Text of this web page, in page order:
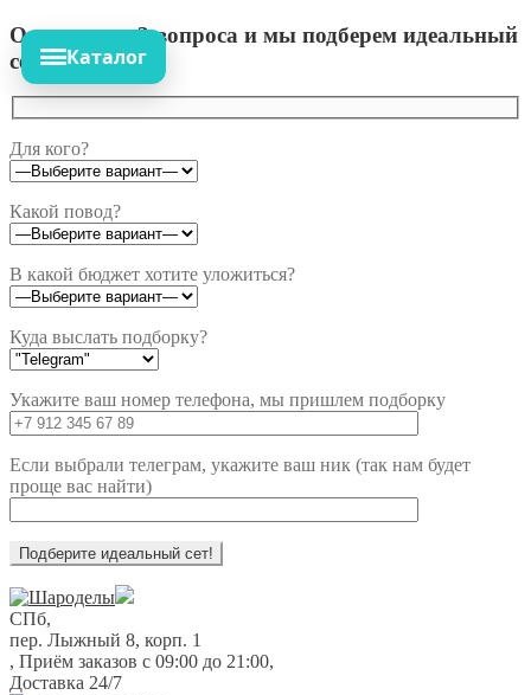
Ответьте на 3 вопроса и мы подберем идеальный
сет!
Для кого?
Какой повод?
В какой бюджет хотите уложиться?
Куда выслать подборку?
Укажите ваш номер телефона, мы пришлем подборку
Если выбрали телеграм, укажите ваш ник (так нам будет
проще вас найти)
Перейти
к
навигации
Перейти
к
содержимому
СПб,
пер. Лыжный 8, корп. 1
, Приём заказов с 09:00 до 21:00,
Доставка 24/7
Каталог